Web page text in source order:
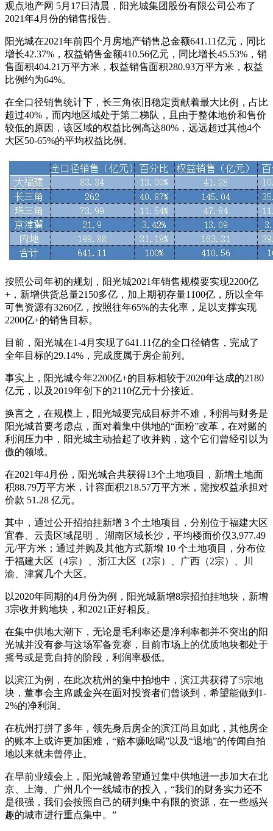
观点地产网 5月17日清晨，阳光城集团股份有限公司公布了
2021年4月份的销售报告。
阳光城在2021年前四个月房地产销售总金额641.11亿元，同比
增长42.37%，权益销售金额410.56亿元，同比增长45.53%，销
售面积404.21万平方米，权益销售面积280.93万平方米，权益
比例约为64%。
在全口径销售统计下，长三角依旧稳定贡献着最大比例，占比
超过40%，而内地区域处于第二梯队，且由于整体地价和售价
较低的原因，该区域的权益比例高达80%，远远超过其他4个
大区50-65%的平均权益比例。
按照公司年初的规划，阳光城2021年销售规模要实现2200亿
+，新增供货总量2150多亿，加上期初存量1100亿，所以全年
可售资源有3260亿，按照往年65%的去化率，足以支撑实现
2200亿+的销售目标。
目前，阳光城在1-4月实现了641.11亿的全口径销售，完成了
全年目标的29.14%，完成度属于房企前列。
事实上，阳光城今年2200亿+的目标相较于2020年达成的2180
亿元，以及2019年创下的2110亿元十分接近。
换言之，在规模上，阳光城要完成目标并不难，利润与财务是
阳光城首要考虑点，面对着集中供地的“面粉”改革，在对赌的
利润压力中，阳光城主动拾起了收并购，这个它们曾经引以为
傲的领域。
在2021年4月份，阳光城合共获得13个土地项目，新增土地面
积88.79万平方米，计容面积218.57万平方米，需按权益承担对
价款 51.28 亿元。
其中，通过公开招拍挂新增 3 个土地项目，分别位于福建大区
宜春、云贵区域昆明 、湖南区域长沙，平均楼面价仅3,977.49
元/平方米；通过并购及其他方式新增 10 个土地项目，分布位
于福建大区（4宗）、浙江大区（2宗）、广西（2宗）、川
渝、津冀几个大区。
以2020年同期的4月份为例，阳光城新增8宗招拍挂地块，新增
3宗收并购地块，和2021正好相反。
在集中供地大潮下，无论是毛利率还是净利率都并不突出的阳
光城并没有参与这场军备竞赛，目前市场上的优质地块都处于
摇号或是竞自持的阶段，利润率极低。
以滨江为例，在此次杭州的集中拍地中，滨江共获得了5宗地
块，董事会主席戚金兴在面对投资者们曾谈到，希望能做到1-
2%的净利润。
在杭州打拼了多年，领先身后房企的滨江尚且如此，其他房企
的账本上或许更加困难，“赔本赚吆喝”以及“退地”的传闻自拍
地以来就未曾停止。
在早前业绩会上，阳光城曾希望通过集中供地进一步加大在北
京、上海、广州几个一线城市的投入，“我们的财务实力还不
是很强，我们会按照自己的研判集中有限的资源，在一些感兴
趣的城市进行重点集中。”